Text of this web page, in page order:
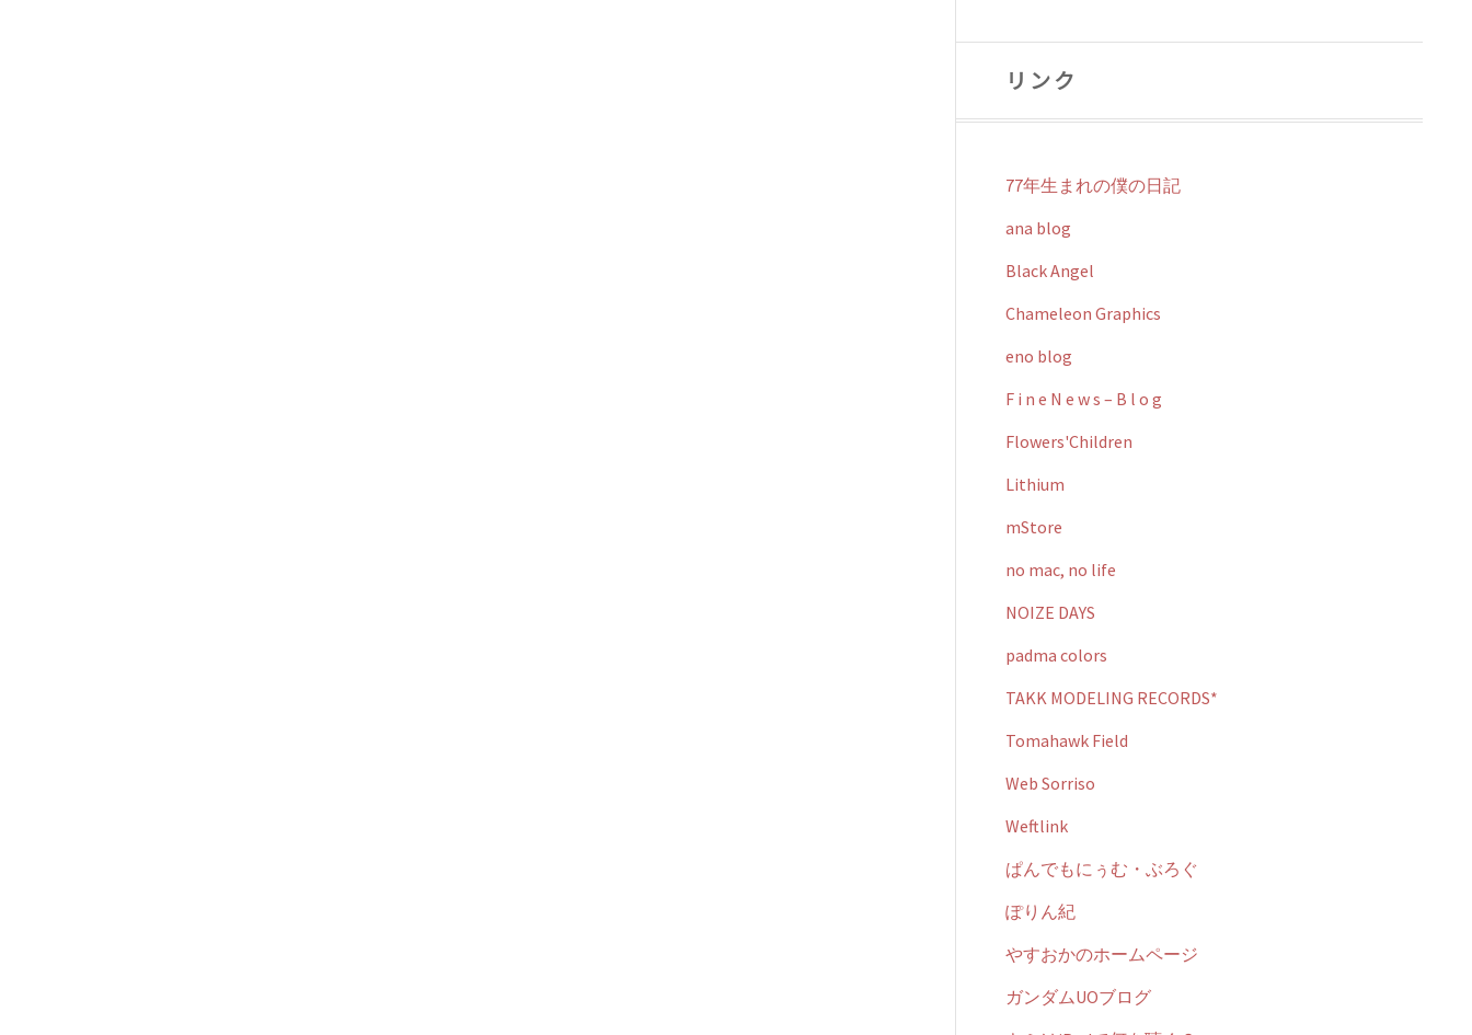
リンク
77年生まれの僕の日記
ana blog
Black Angel
Chameleon Graphics
eno blog
F i n e N e w s – B l o g
Flowers'Children
Lithium
mStore
no mac, no life
NOIZE DAYS
padma colors
TAKK MODELING RECORDS*
Tomahawk Field
Web Sorriso
Weftlink
ぱんでもにぅむ・ぶろぐ
ぽりん紀
やすおかのホームページ
ガンダムUOブログ